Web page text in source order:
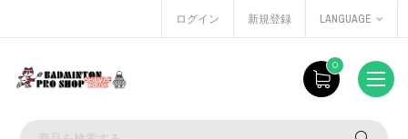
ログイン 新規登録 LANGUAGE
0